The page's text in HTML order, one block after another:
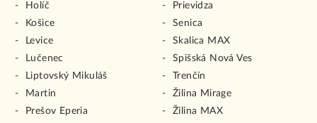
Holíč
Košice
Levice
Lučenec
Liptovský Mikuláš
Martin
Prešov Eperia
Prievidza
Senica
Skalica MAX
Spišská Nová Ves
Trenčín
Žilina Mirage
Žilina MAX